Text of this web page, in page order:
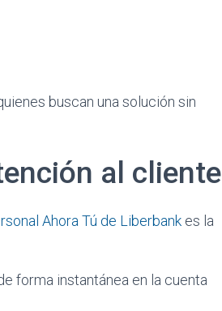
buscan una solución sin
al cliente
Ahora Tú de Liberbank es la
forma instantánea en la cuenta